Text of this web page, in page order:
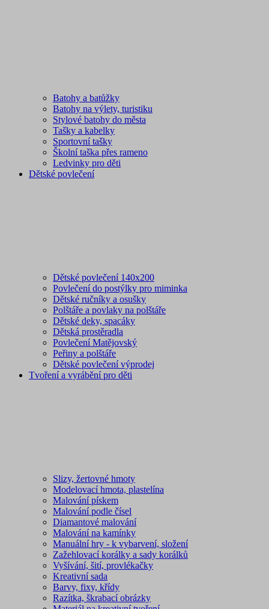
Batohy a batůžky
Batohy na výlety, turistiku
Stylové batohy do města
Tašky a kabelky
Sportovní tašky
Školní taška přes rameno
Ledvinky pro děti
Dětské povlečení
Dětské povlečení 140x200
Povlečení do postýlky pro miminka
Dětské ručníky a osušky
Polštáře a povlaky na polštáře
Dětské deky, spacáky
Dětská prostěradla
Povlečení Matějovský
Peřiny a polštáře
Dětské povlečení výprodej
Tvoření a vyrábění pro děti
Slizy, žertovné hmoty
Modelovací hmota, plastelína
Malování pískem
Malování podle čísel
Diamantové malování
Malování na kamínky
Manuální hry - k vybarvení, složení
Zažehlovací korálky a sady korálků
Vyšívání, šití, provlékačky
Kreativní sada
Barvy, fixy, křídy
Razítka, škrabací obrázky